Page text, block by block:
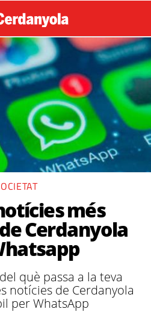
més
Cerdanyola
què passa a la teva
notícies de Cerdanyola
per WhatsApp